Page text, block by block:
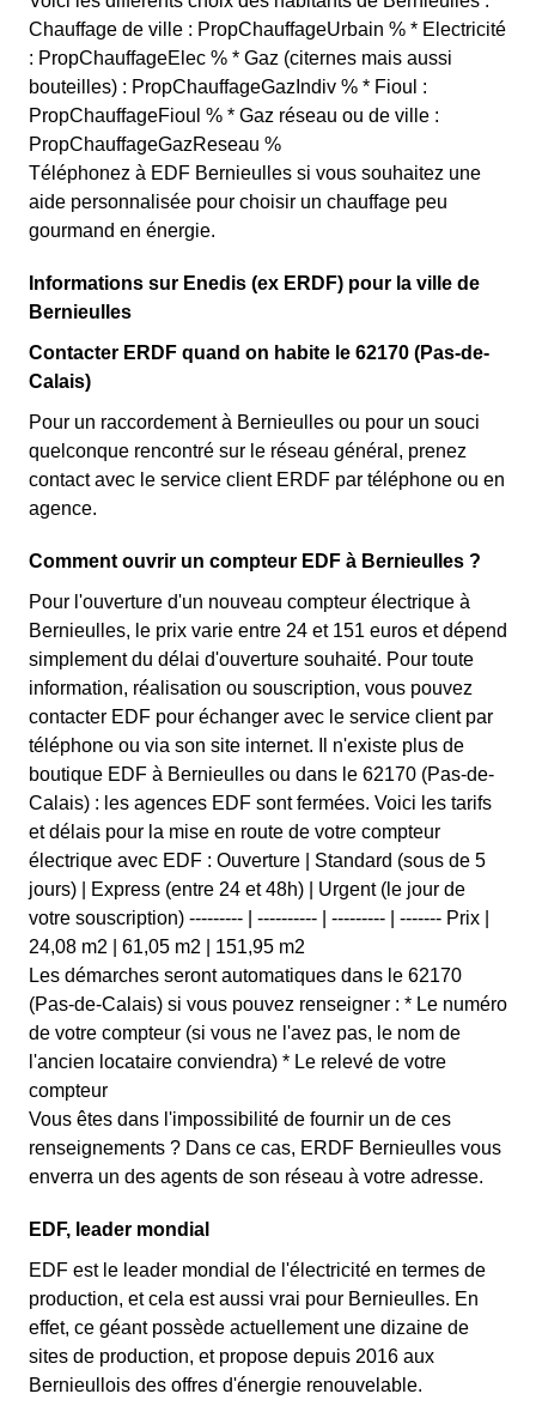
Chauffage de ville : PropChauffageUrbain % * Electricité
: PropChauffageElec % * Gaz (citernes mais aussi
bouteilles) : PropChauffageGazIndiv % * Fioul :
PropChauffageFioul % * Gaz réseau ou de ville :
PropChauffageGazReseau %
Téléphonez à EDF Bernieulles si vous souhaitez une
aide personnalisée pour choisir un chauffage peu
gourmand en énergie.
Informations sur Enedis (ex ERDF) pour la ville de
Bernieulles
Contacter ERDF quand on habite le 62170 (Pas-de-
Calais)
Pour un raccordement à Bernieulles ou pour un souci
quelconque rencontré sur le réseau général, prenez
contact avec le service client ERDF par téléphone ou en
agence.
Comment ouvrir un compteur EDF à Bernieulles ?
Pour l'ouverture d'un nouveau compteur électrique à
Bernieulles, le prix varie entre 24 et 151 euros et dépend
simplement du délai d'ouverture souhaité. Pour toute
information, réalisation ou souscription, vous pouvez
contacter EDF pour échanger avec le service client par
téléphone ou via son site internet. Il n'existe plus de
boutique EDF à Bernieulles ou dans le 62170 (Pas-de-
Calais) : les agences EDF sont fermées. Voici les tarifs
et délais pour la mise en route de votre compteur
électrique avec EDF : Ouverture | Standard (sous de 5
jours) | Express (entre 24 et 48h) | Urgent (le jour de
votre souscription) --------- | ---------- | --------- | ------- Prix |
24,08 m2 | 61,05 m2 | 151,95 m2
Les démarches seront automatiques dans le 62170
(Pas-de-Calais) si vous pouvez renseigner : * Le numéro
de votre compteur (si vous ne l'avez pas, le nom de
l'ancien locataire conviendra) * Le relevé de votre
compteur
Vous êtes dans l'impossibilité de fournir un de ces
renseignements ? Dans ce cas, ERDF Bernieulles vous
enverra un des agents de son réseau à votre adresse.
EDF, leader mondial
EDF est le leader mondial de l'électricité en termes de
production, et cela est aussi vrai pour Bernieulles. En
effet, ce géant possède actuellement une dizaine de
sites de production, et propose depuis 2016 aux
Bernieullois des offres d'énergie renouvelable.